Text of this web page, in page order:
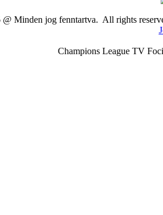
@ Minden jog fenntartva. All rights
Champions League TV